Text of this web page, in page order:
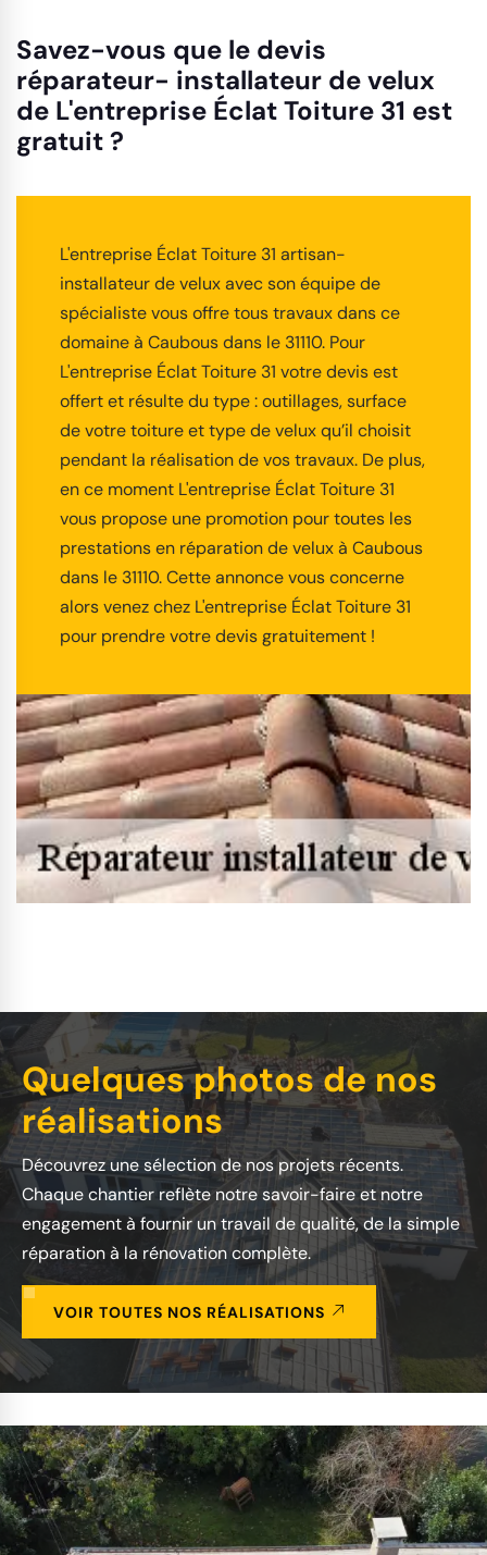
Savez-vous que le devis
réparateur- installateur de velux
de L'entreprise Éclat Toiture 31 est
gratuit ?
L'entreprise Éclat Toiture 31 artisan-
installateur de velux avec son équipe de
spécialiste vous offre tous travaux dans ce
domaine à Caubous dans le 31110. Pour
L'entreprise Éclat Toiture 31 votre devis est
offert et résulte du type : outillages, surface
de votre toiture et type de velux qu’il choisit
pendant la réalisation de vos travaux. De plus,
en ce moment L'entreprise Éclat Toiture 31
vous propose une promotion pour toutes les
prestations en réparation de velux à Caubous
dans le 31110. Cette annonce vous concerne
alors venez chez L'entreprise Éclat Toiture 31
pour prendre votre devis gratuitement !
Quelques photos de nos
réalisations
Découvrez une sélection de nos projets récents.
Chaque chantier reflète notre savoir-faire et notre
engagement à fournir un travail de qualité, de la simple
réparation à la rénovation complète.
VOIR TOUTES NOS RÉALISATIONS